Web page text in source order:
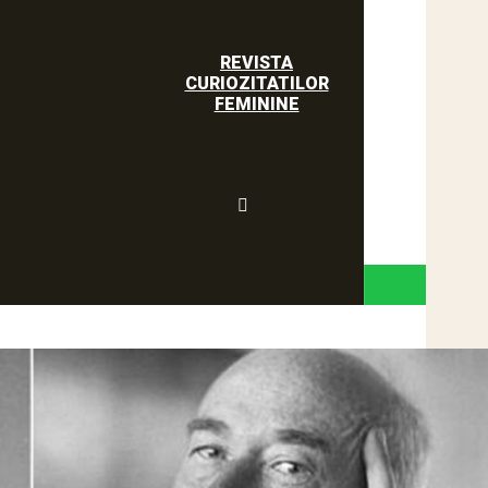
REVISTA
CURIOZITATILOR
FEMININE